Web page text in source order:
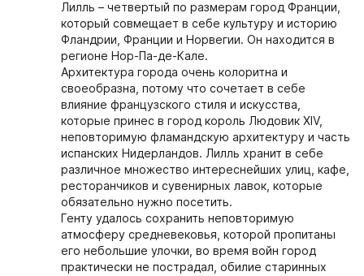
Лилль – четвертый по размерам город Франции,
который совмещает в себе культуру и историю
Фландрии, Франции и Норвегии. Он находится в
регионе Нор-Па-де-Кале.
Архитектура города очень колоритна и
своеобразна, потому что сочетает в себе
влияние французского стиля и искусства,
которые принес в город король Людовик XIV,
неповторимую фламандскую архитектуру и часть
испанских Нидерландов. Лилль хранит в себе
различное множество интереснейших улиц, кафе,
ресторанчиков и сувенирных лавок, которые
обязательно нужно посетить.
Генту удалось сохранить неповторимую
атмосферу средневековья, которой пропитаны
его небольшие улочки, во время войн город
практически не пострадал, обилие старинных